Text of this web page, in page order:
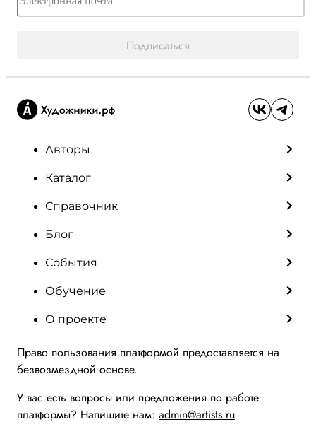
Подписаться
Авторы
Каталог
Справочник
Блог
События
Обучение
О проекте
Право пользования платформой предоставляется на
безвозмездной основе.
У вас есть вопросы или предложения по работе
платформы? Напишите нам: admin@artists.ru